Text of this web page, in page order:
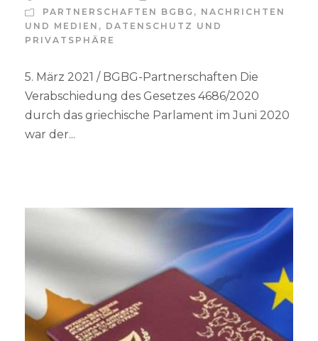
PARTNERSCHAFTEN BGBG , NACHRICHTEN
UND MEDIEN , DATENSCHUTZ UND
PRIVATSPHÄRE
5. März 2021 / BGBG-Partnerschaften Die
Verabschiedung des Gesetzes 4686/2020
durch das griechische Parlament im Juni 2020
war der...